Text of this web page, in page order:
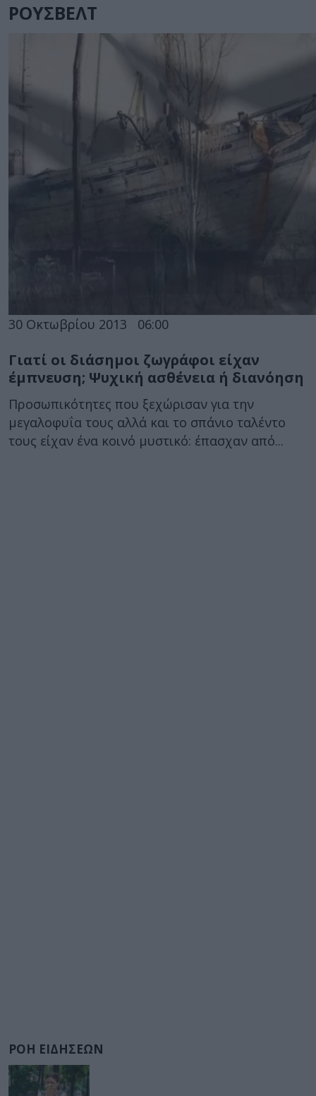
ΡΟΥΣΒΕΛΤ
30 Οκτωβρίου 2013 06:00
Γιατί οι διάσημοι ζωγράφοι είχαν
έμπνευση; Ψυχική ασθένεια ή διανόηση
Προσωπικότητες που ξεχώρισαν για την
μεγαλοφυΐα τους αλλά και το σπάνιο ταλέντο
τους είχαν ένα κοινό μυστικό: έπασχαν από...
ΡΟΗ ΕΙΔΗΣΕΩΝ